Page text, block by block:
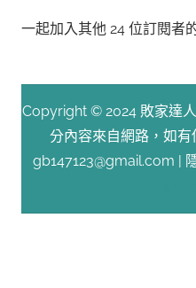
址
一起加入其他 24 位訂閱者
Copyright © 2024 敗家達
分內容來自網路，如
gb147123@gmail.com |